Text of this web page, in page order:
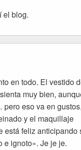
el blog.
en todo. El vestido
muy bien,
eso va en
y el maquillaje
está feliz anticipando
e ignoto». Je je je.